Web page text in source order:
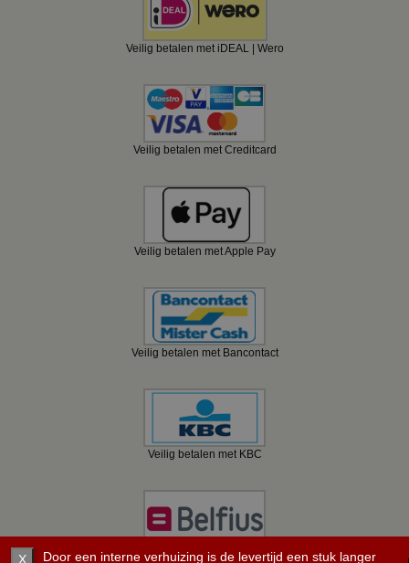
Veilig betalen met iDEAL | Wero
Veilig betalen met Creditcard
Veilig betalen met Apple Pay
Veilig betalen met Bancontact
Veilig betalen met KBC
Veilig betalen met Belfius
X Door een interne verhuizing is de levertijd een stuk langer